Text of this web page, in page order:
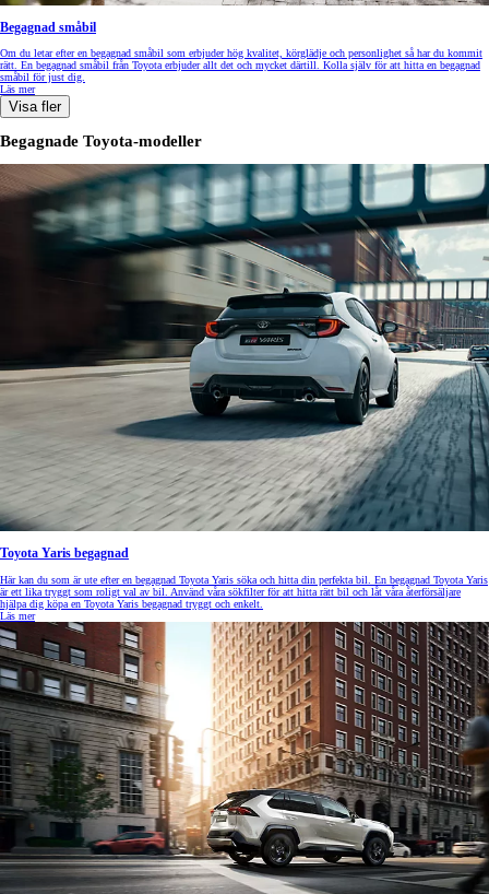
Begagnad småbil
Om du letar efter en begagnad småbil som erbjuder hög kvalitet, körglädje och personlighet så har du kommit
rätt. En begagnad småbil från Toyota erbjuder allt det och mycket därtill. Kolla själv för att hitta en begagnad
småbil för just dig.
Läs mer
Visa fler
Begagnade Toyota-modeller
Toyota Yaris begagnad
Här kan du som är ute efter en begagnad Toyota Yaris söka och hitta din perfekta bil. En begagnad Toyota Yaris
är ett lika tryggt som roligt val av bil. Använd våra sökfilter för att hitta rätt bil och låt våra återförsäljare
hjälpa dig köpa en Toyota Yaris begagnad tryggt och enkelt.
Läs mer